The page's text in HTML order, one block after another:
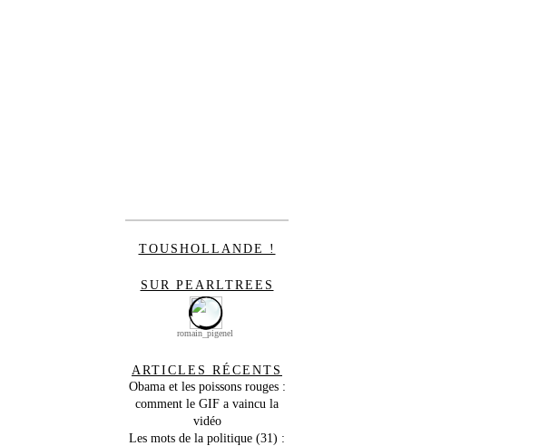
TOUSHOLLANDE !
SUR PEARLTREES
romain_pigenel
ARTICLES RÉCENTS
Obama et les poissons rouges :
comment le GIF a vaincu la
vidéo
Les mots de la politique (31) :